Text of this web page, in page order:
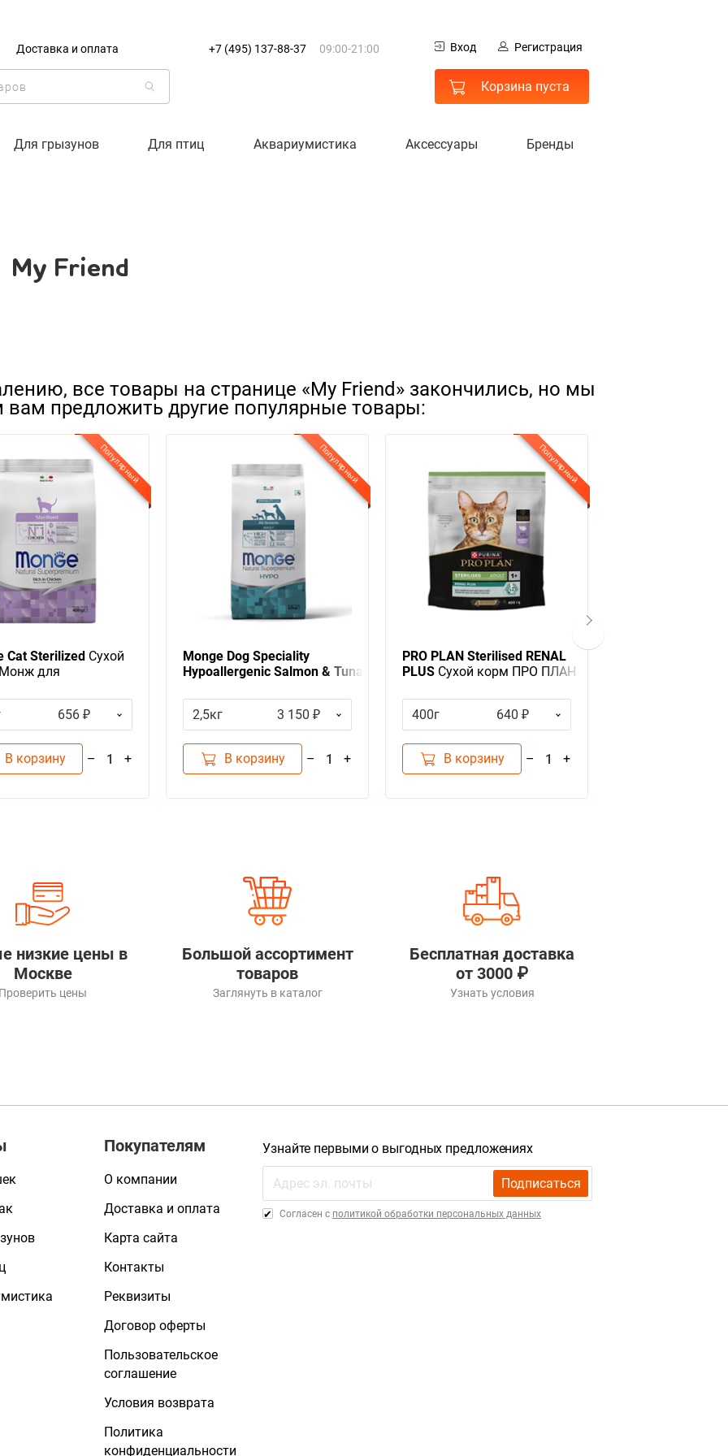
Доставка и оплата +7 (495) 137-88-37 09:00-21:00 Вход Регистрация
Корзина пуста
Для грызунов Для птиц Аквариумистика Аксессуары Бренды
My Friend
все товары на странице «My Friend» закончились, но мы
предложить другие популярные товары:
Cat Sterilized Сухой
для
656 ₽
В корзину – 1 +
Популярный
Monge Dog Speciality
Hypoallergenic Salmon & Tuna
Спешиалити для собак всех
пород Гипоаллергенный
Лосось с тунцом
2,5кг 3 150 ₽
В корзину – 1 +
Популярный
PRO PLAN Sterilised RENAL
PLUS Сухой корм ПРО ПЛАН
поддержания здоровья
почек после стерилизации с
индейкой
400г 640 ₽
В корзину – 1 +
Популярный
низкие цены в
Москве
Проверить цены
Большой ассортимент
товаров
Заглянуть в каталог
Бесплатная доставка
от 3000 ₽
Узнать условия
+7 (495) 137-88-37
09:00-21:00
Корзина пуста
Покупателям
О компании
Доставка и оплата
Карта сайта
Контакты
Реквизиты
Договор оферты
Пользовательское
соглашение
Условия возврата
Политика
конфиденциальности
Узнайте первыми о выгодных предложениях
Подписаться
Cогласен с политикой обработки персональных данных